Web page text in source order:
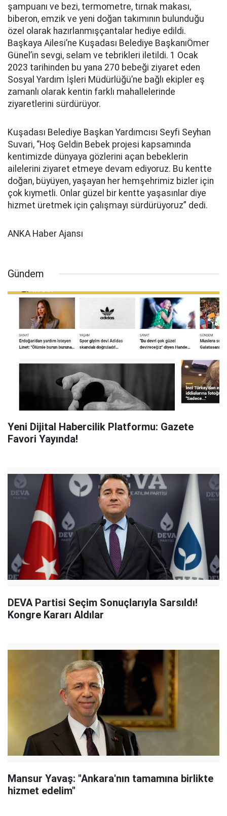
şampuanı ve bezi, termometre, tırnak makası,
biberon, emzik ve yeni doğan takımının bulunduğu
özel olarak hazırlanmışçantalar hediye edildi.
Başkaya Ailesi’ne Kuşadası Belediye BaşkanıÖmer
Günel’in sevgi, selam ve tebrikleri iletildi. 1 Ocak
2023 tarihinden bu yana 270 bebeği ziyaret eden
Sosyal Yardım İşleri Müdürlüğü’ne bağlı ekipler eş
zamanlı olarak kentin farklı mahallelerinde
ziyaretlerini sürdürüyor.
Kuşadası Belediye Başkan Yardımcısı Seyfi Seyhan
Suvari, “Hoş Geldin Bebek projesi kapsamında
kentimizde dünyaya gözlerini açan bebeklerin
ailelerini ziyaret etmeye devam ediyoruz. Bu kentte
doğan, büyüyen, yaşayan her hemşehrimiz bizler için
çok kıymetli. Onlar güzel bir kentte yaşasınlar diye
hizmet üretmek için çalışmayı sürdürüyoruz” dedi.
ANKA Haber Ajansı
Gündem
Yeni Dijital Habercilik Platformu: Gazete
Favori Yayında!
DEVA Partisi Seçim Sonuçlarıyla Sarsıldı!
Kongre Kararı Aldılar
Mansur Yavaş: "Ankara'nın tamamına birlikte
hizmet edelim"